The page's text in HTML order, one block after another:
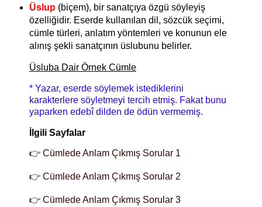
Üslup (biçem), bir sanatçıya özgü söyleyiş
özelliğidir. Eserde kullanılan dil, sözcük seçimi,
cümle türleri, anlatım yöntemleri ve konunun ele
alınış şekli sanatçının üslubunu belirler.
Üsluba Dair Örnek Cümle
* Yazar, eserde söylemek istediklerini
karakterlere söyletmeyi tercih etmiş. Fakat bunu
yaparken edebî dilden de ödün vermemiş.
İlgili Sayfalar
👉 Cümlede Anlam Çıkmış Sorular 1
👉 Cümlede Anlam Çıkmış Sorular 2
👉 Cümlede Anlam Çıkmış Sorular 3